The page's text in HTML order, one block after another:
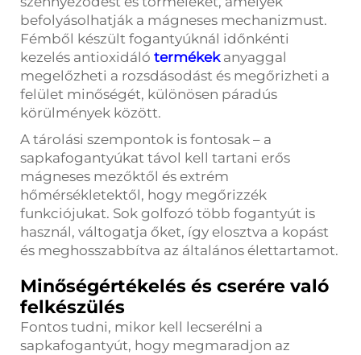
befolyásolhatják a mágneses mechanizmust.
Fémből készült fogantyúknál időnkénti
kezelés antioxidáló termékek anyaggal
megelőzheti a rozsdásodást és megőrizheti a
felület minőségét, különösen páradús
körülmények között.
A tárolási szempontok is fontosak – a
sapkafogantyúkat távol kell tartani erős
mágneses mezőktől és extrém
hőmérsékletektől, hogy megőrizzék
funkciójukat. Sok golfozó több fogantyút is
használ, váltogatja őket, így elosztva a kopást
és meghosszabbítva az általános élettartamot.
Minőségértékelés és cserére való
felkészülés
Fontos tudni, mikor kell lecserélni a
sapkafogantyút, hogy megmaradjon az